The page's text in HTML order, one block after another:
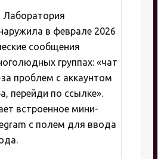
Лаборатория
в феврале 2026
сообщения
группах: «чат
проблем с аккаунтом
перейди по ссылке».
встроенное мини-
с полем для ввода